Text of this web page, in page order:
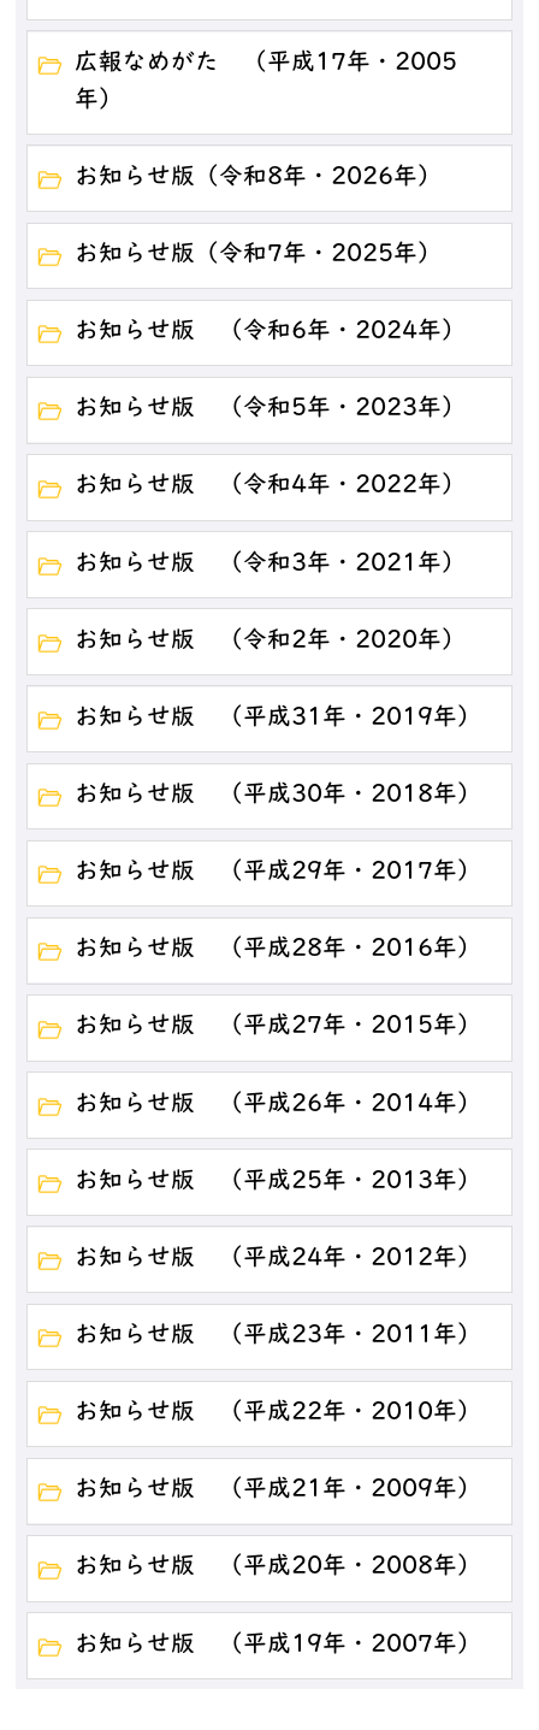
広報なめがた （平成17年・2005
年）
お知らせ版（令和8年・2026年）
お知らせ版（令和7年・2025年）
お知らせ版 （令和6年・2024年）
お知らせ版 （令和5年・2023年）
お知らせ版 （令和4年・2022年）
お知らせ版 （令和3年・2021年）
お知らせ版 （令和2年・2020年）
お知らせ版 （平成31年・2019年）
お知らせ版 （平成30年・2018年）
お知らせ版 （平成29年・2017年）
お知らせ版 （平成28年・2016年）
お知らせ版 （平成27年・2015年）
お知らせ版 （平成26年・2014年）
お知らせ版 （平成25年・2013年）
お知らせ版 （平成24年・2012年）
お知らせ版 （平成23年・2011年）
お知らせ版 （平成22年・2010年）
お知らせ版 （平成21年・2009年）
お知らせ版 （平成20年・2008年）
お知らせ版 （平成19年・2007年）